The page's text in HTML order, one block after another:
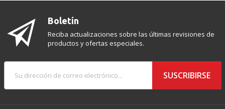
Boletín
Reciba actualizaciones sobre las últimas revisiones de
productos y ofertas especiales.
SUSCRIBIRSE